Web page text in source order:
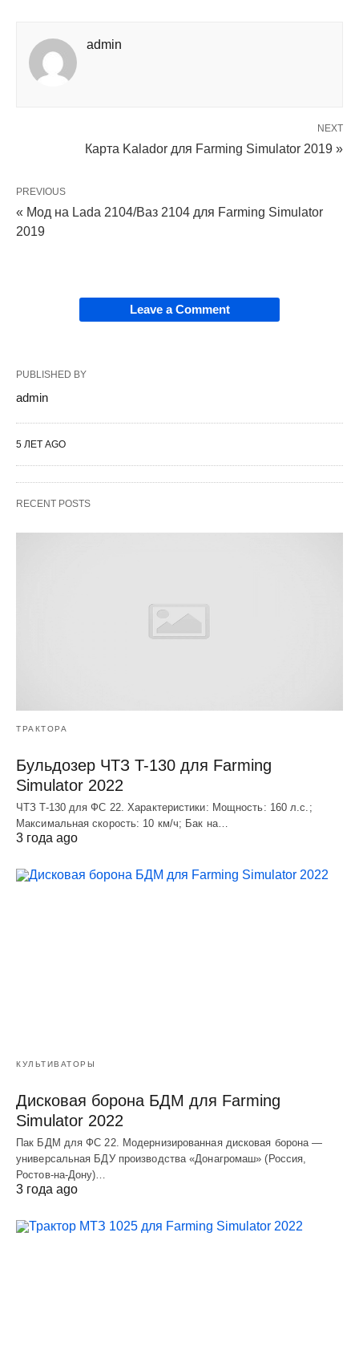
admin
NEXT
Карта Kalador для Farming Simulator 2019 »
PREVIOUS
« Мод на Lada 2104/Ваз 2104 для Farming Simulator
2019
Leave a Comment
PUBLISHED BY
admin
5 ЛЕТ AGO
RECENT POSTS
ТРАКТОРА
Бульдозер ЧТЗ T-130 для Farming
Simulator 2022
ЧТЗ T-130 для ФС 22. Характеристики: Мощноcть: 160 л.c.;
Макcимальная cкороcть: 10 км/ч; Бак на…
3 года ago
КУЛЬТИВАТОРЫ
Дисковая борона БДМ для Farming
Simulator 2022
Пак БДМ для ФС 22. Модернизированная дисковая борона —
универсальная БДУ производства «Донагромаш» (Россия,
Ростов-на-Дону)…
3 года ago